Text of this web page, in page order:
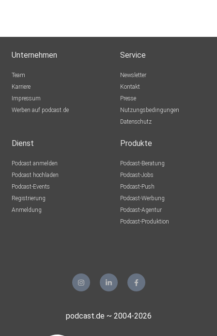
Unternehmen
Team
Karriere
Impressum
Werben auf podcast.de
Service
Newsletter
Kontakt
Presse
Nutzungsbedingungen
Datenschutz
Dienst
Podcast anmelden
Podcast hochladen
Podcast-Events
Registrierung
Anmeldung
Produkte
Podcast-Beratung
Podcast-Jobs
Podcast-Push
Podcast-Werbung
Podcast-Agentur
Podcast-Produktion
podcast.de ~ 2004-2026